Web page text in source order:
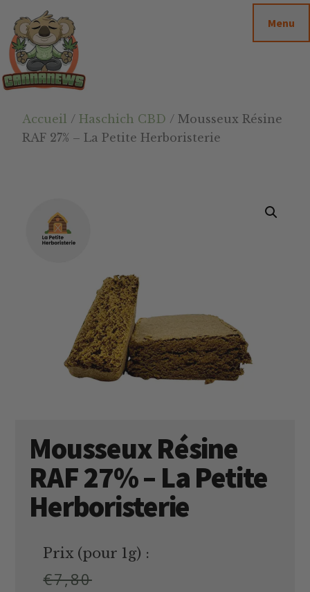
contenu
principal
barre
latérale
principale
footer
Cannanews.fr
Menu
Accueil /Haschich CBD / Mousseux Résine
RAF 27% – La Petite Herboristerie
Mousseux Résine
RAF 27% – La Petite
Herboristerie
Prix (pour 1g) :
€7,80